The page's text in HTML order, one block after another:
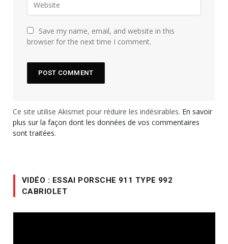
Save my name, email, and website in this
browser for the next time I comment.
Ce site utilise Akismet pour réduire les indésirables. En savoir
plus sur la façon dont les données de vos commentaires
sont traitées.
VIDÉO : ESSAI PORSCHE 911 TYPE 992
CABRIOLET